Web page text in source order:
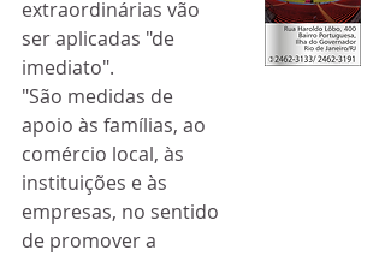
extraordinárias vão
ser aplicadas "de
imediato".
"São medidas de
apoio às famílias, ao
comércio local, às
instituições e às
empresas, no sentido
de promover a